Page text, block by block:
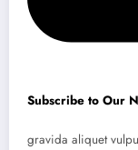
Subscribe to Our
gravida aliquet